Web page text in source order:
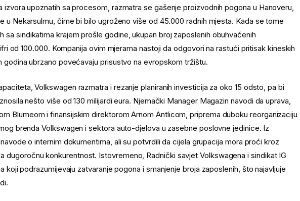
izvora upoznatih sa procesom, razmatra se gašenje proizvodnih pogona u Hanoveru,
u Nekarsulmu, čime bi bilo ugroženo više od 45.000 radnih mjesta. Kada se tome
sindikatima krajem prošle godine, ukupan broj zaposlenih obuhvaćenih
od 100.000. Kompanija ovim mjerama nastoji da odgovori na rastući pritisak kineskih
ubrzano povećavaju prisustvo na evropskom tržištu.
Volkswagen razmatra i rezanje planiranih investicija za oko 15 odsto, pa bi
nešto više od 130 milijardi eura. Njemački Manager Magazin navodi da uprava,
Blumeom i finansijskim direktorom Arnom Antlicom, priprema duboku reorganizaciju
brenda Volkswagen i sektora auto-djelova u zasebne poslovne jedinice. Iz
o internim dokumentima, ali su potvrdili da cijela grupacija mora proći kroz
dugoročnu konkurentnost. Istovremeno, Radnički savjet Volkswagena i sindikat IG
koji podrazumijevaju zatvaranje pogona i smanjenje broja zaposlenih, što najavljuje